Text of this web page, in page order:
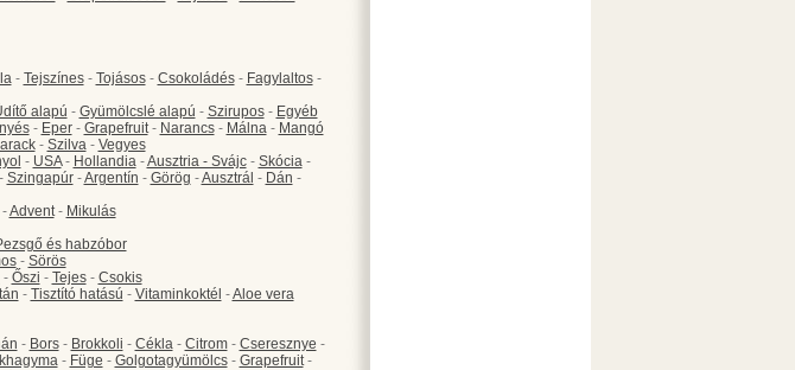
- Tejszínes- Tojásos- Csokoládés- Fagylaltos-
alapú - Gyümölcslé alapú - Szirupos- Egyéb
- Eper- Grapefruit- Narancs- Málna- Mangó
- Szilva- Vegyes
- USA- Hollandia-Ausztria - Svájc- Skócia-
- Szingapúr-Argentín - Görög -Ausztrál - Dán -
Advent- Mikulás
és habzóbor
- Sörös
- Őszi - Tejes- Csokis
- Tisztító hatású - Vitaminkoktél -Aloe vera
- Bors- Brokkoli - Cékla- Citrom- Cseresznye -
- Füge - Golgotagyümölcs- Grapefruit-